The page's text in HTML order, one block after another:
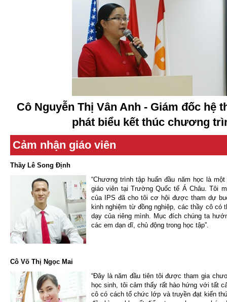
Cô Nguyễn Thị Vân Anh - Giám đốc hệ
phát biểu kết thúc chương
Cảm nhận giáo viên
Thầy Lê Song Định
“Chương trình tập huấn đầu năm học là
giáo viên tại Trường Quốc tế Á Châu. Tôi
của IPS đã cho tôi cơ hội được tham dự
kinh nghiệm từ đồng nghiệp, các thầy cô có
dạy của riêng mình. Mục đích chúng ta
các em dạn dĩ, chủ động trong học tập”.
Cô Võ Thị Ngọc Mai
“Đây là năm đầu tiên tôi được tham gia
học sinh, tôi cảm thấy rất hào hứng với tất
cô có cách tổ chức lớp và truyền đạt kiến